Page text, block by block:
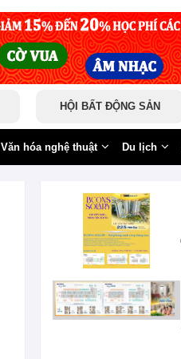
HỘI BẤT ĐỘNG SẢN
Văn hóa nghệ thuật Du lịch